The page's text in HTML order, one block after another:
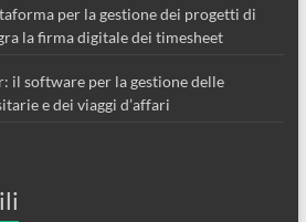
per la gestione dei progetti di
la firma digitale dei timesheet
il software per la gestione delle
e dei viaggi d’affari